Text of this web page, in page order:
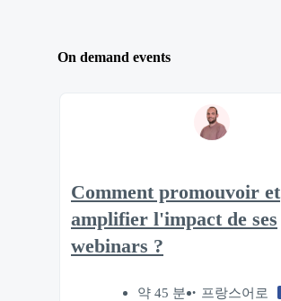
On demand events
Comment promouvoir et
amplifier l'impact de ses
webinars ?
약 45 분 프랑스어로